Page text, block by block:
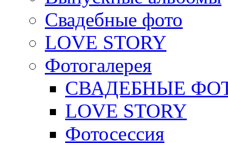
Свадебные фото
LOVE STORY
Фотогалерея
СВАДЕБНЫЕ
LOVE STORY
Фотосессия